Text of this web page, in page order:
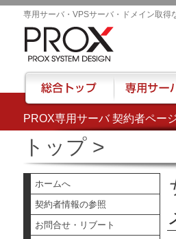
PROX専用サーバ 契約者ペー
専用サーバ・VPSサーバ・ドメイン取得
トップ>
ホームへ
契約者情報の参照
お問合せ・リブート
総合トップ 専用サーバー